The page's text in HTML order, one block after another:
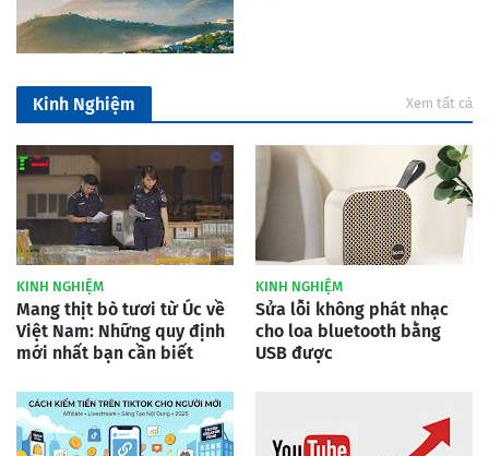
Kinh Nghiệm Xem tất cả
KINH NGHIỆM
Mang thịt bò tươi từ Úc về
Việt Nam: Những quy định
mới nhất bạn cần biết
KINH NGHIỆM
Sửa lỗi không phát nhạc
cho loa bluetooth bằng
USB được